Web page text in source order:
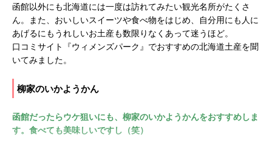
函館以外にも北海道には一度は訪れてみたい観光名所がたくさ
ん。また、おいしいスイーツや食べ物をはじめ、自分用にも人に
あげるにもうれしいお土産も数限りなくあって迷うほど。
口コミサイト『ウィメンズパーク』でおすすめの北海道土産を聞
いてみました。
柳家のいかようかん
函館だったらウケ狙いにも、柳家のいかようかんをおすすめしま
す。食べても美味しいですし（笑）